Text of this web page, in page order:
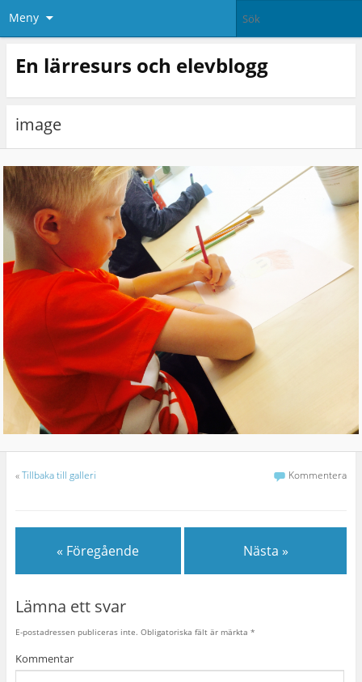
Meny
En lärresurs och elevblogg
image
«Tillbaka till galleri Kommentera
« Föregående Nästa »
Lämna ett svar
E-postadressen publiceras inte. Obligatoriska fält är märkta *
Kommentar